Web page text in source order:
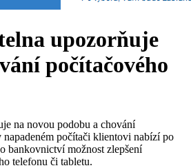
upozorňuje
počítačového
na novou podobu a chování
počítači klientovi nabízí po
bankovnictví možnost zlepšení
telefonu či tabletu.